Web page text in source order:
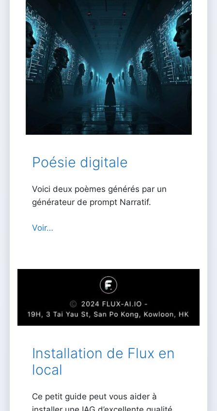
Poésie digitale
Voici deux poèmes générés par un
générateur de prompt Narratif.
Voir…
Installation de Flux en
local
Ce petit guide peut vous aider à